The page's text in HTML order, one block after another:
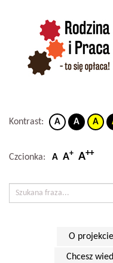
Kontrast: A A A
Czcionka: A A+ A++
O projekcie
Chcesz